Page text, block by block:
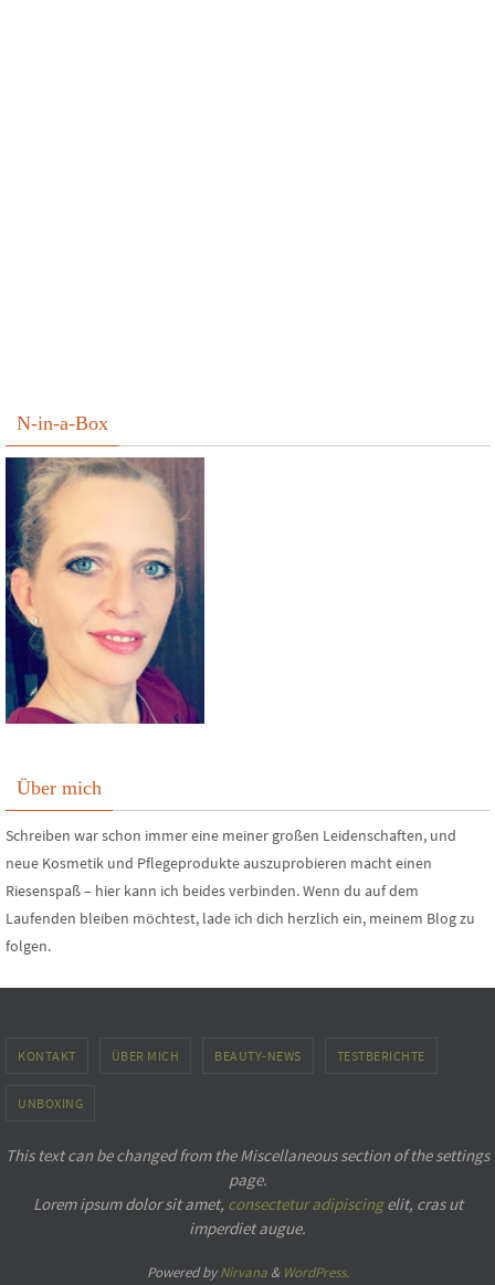
N-in-a-Box
Über mich
Schreiben war schon immer eine meiner großen Leidenschaften, und
neue Kosmetik und Pflegeprodukte auszuprobieren macht einen
Riesenspaß – hier kann ich beides verbinden. Wenn du auf dem
Laufenden bleiben möchtest, lade ich dich herzlich ein, meinem Blog zu
folgen.
KONTAKT ÜBER MICH BEAUTY-NEWS TESTBERICHTE
UNBOXING
This text can be changed from the Miscellaneous section of the settings
page.
Lorem ipsumdolor sit amet, consectetur adipiscingelit, cras ut
imperdiet augue.
Powered byNirvana& WordPress.